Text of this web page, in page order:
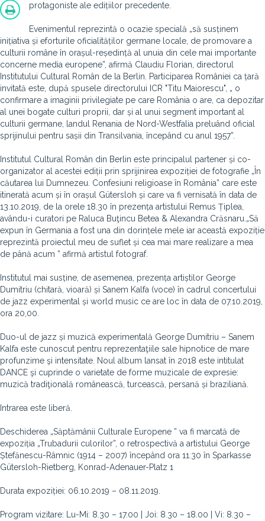
protagoniste ale edițiilor precedente.
Evenimentul reprezintă o ocazie specială „să susținem
inițiativa și eforturile oficialităților germane locale, de promovare a
culturii române în orașul-reședință al unuia din cele mai importante
concerne media europene”, afirmă Claudiu Florian, directorul
Institutului Cultural Român de la Berlin. Participarea României ca țară
invitată este, după spusele directorului ICR "Titu Maiorescu", „ o
confirmare a imaginii privilegiate pe care România o are, ca depozitar
al unei bogate culturi proprii, dar și al unui segment important al
culturii germane, landul Renania de Nord-Westfalia preluând oficial
sprijinului pentru sașii din Transilvania, începând cu anul 1957”.
Institutul Cultural Român din Berlin este principalul partener și co-
organizator al acestei ediții prin sprijinirea expoziției de fotografie „În
căutarea lui Dumnezeu. Confesiuni religioase în România” care este
itinerată acum și în orașul Gütersloh și care va fi vernisată în data de
13.10.2019, de la orele 18.30 în prezența artistului Remus Țiplea,
avându-i curatori pe Raluca Buţincu Betea & Alexandra Crăsnaru.„Să
expun în Germania a fost una din dorințele mele iar această expoziție
reprezintă proiectul meu de suflet și cea mai mare realizare a mea
de până acum ” afirmă artistul fotograf.
Institutul mai susține, de asemenea, prezența artiștilor George
Dumitriu (chitară, vioară) și Sanem Kalfa (voce) în cadrul concertului
de jazz experimental și world music ce are loc în data de 07.10.2019,
ora 20,00.
Duo-ul de jazz și muzică experimentală George Dumitriu – Sanem
Kalfa este cunoscut pentru reprezentaţiile sale hipnotice de mare
profunzime şi intensitate. Noul album lansat în 2018 este intitulat
DANCE şi cuprinde o varietate de forme muzicale de expresie:
muzică tradiţională românească, turcească, persană și braziliană.
Intrarea este liberă.
Deschiderea „Săptămânii Culturale Europene ” va fi marcată de
expoziția „Trubadurii culorilor”, o retrospectivă a artistului George
Ștefănescu-Râmnic (1914 – 2007) începând ora 11.30 în Sparkasse
Gütersloh-Rietberg, Konrad-Adenauer-Platz 1
Durata expoziției: 06.10.2019 – 08.11.2019.
Program vizitare: Lu-Mi: 8.30 – 17.00 | Joi: 8.30 – 18.00 | Vi: 8.30 –